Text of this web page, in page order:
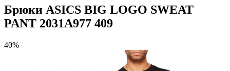
Брюки ASICS BIG LOGO SWEAT
PANT 2031A977 409
40%